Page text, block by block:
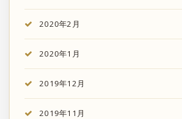
2020年2月
2020年1月
2019年12月
2019年11月